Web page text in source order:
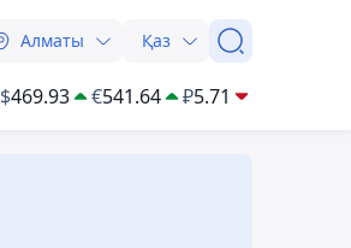
Алматы Қаз
$469.93 €541.64 ₽5.71